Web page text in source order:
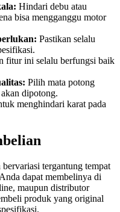
Hindari debu atau
bisa mengganggu motor
Pastikan selalu
fitur ini selalu berfungsi baik
Pilih mata potong
dipotong.
menghindari karat pada
tergantung tempat
dapat membelinya di
maupun distributor
produk yang original